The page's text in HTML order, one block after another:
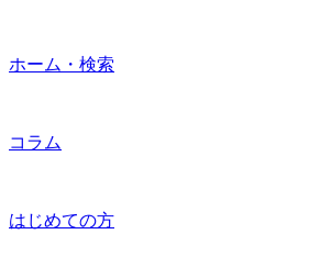
ホーム・検索
コラム
はじめての方